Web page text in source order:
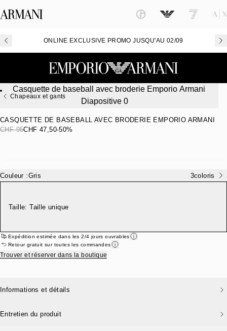
ONLINE EXCLUSIVE PROMO JUSQU'AU 02/09
Chapeaux et gants
Couleur :Gris 3coloris
Taille:Taille unique
Expédition estimée dans les 2/4 jours ouvrables
Retour gratuit sur toutes les commandes
Trouver et réserver dans la boutique
CASQUETTE DE BASEBALL AVEC BRODERIE EMPORIO ARMANI
CHF 95CHF 47,50-50%
Informations et détails
Entretien du produit